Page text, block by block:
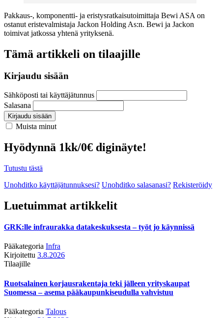
Pakkaus-, komponentti- ja eristysratkaisutoimittaja Bewi ASA on
ostanut eristevalmistaja Jackon Holding As:n. Bewi ja Jackon
toimivat jatkossa yhtenä yrityksenä.
Tämä artikkeli on tilaajille
Kirjaudu sisään
Sähköposti tai käyttäjätunnus
Salasana
Kirjaudu sisään
Muista minut
Hyödynnä 1kk/0€ diginäyte!
Tutustu tästä
Unohditko käyttäjätunnuksesi? Unohditko salasanasi? Rekisteröidy
Luetuimmat artikkelit
GRK:lle infraurakka datakeskuksesta – työt jo käynnissä
Pääkategoria Infra
Kirjoitettu 3.8.2026
Tilaajille
Ruotsalainen korjausrakentaja teki jälleen yrityskaupat
Suomessa – asema pääkaupunkiseudulla vahvistuu
Pääkategoria Talous